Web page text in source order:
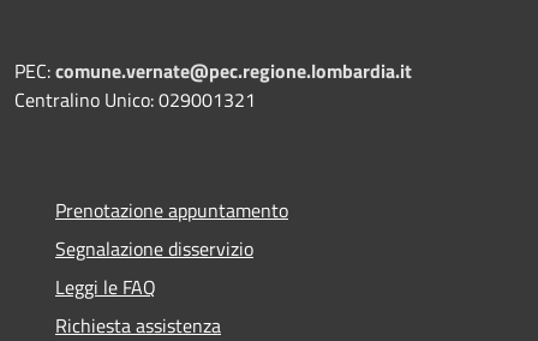
PEC:comune.vernate@pec.regione.lombardia.it
Centralino Unico: 029001321
Prenotazione appuntamento
Segnalazione disservizio
Leggi le FAQ
Richiesta assistenza